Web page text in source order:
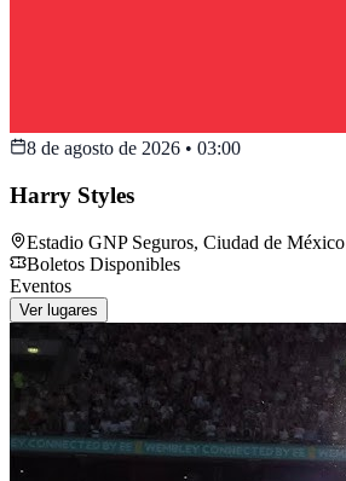
8 de agosto de 2026 • 03:00
Harry Styles
Estadio GNP Seguros, Ciudad de México
Boletos Disponibles
Eventos
Ver lugares